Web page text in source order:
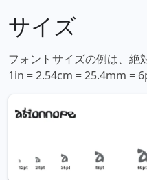
サイズ
フォントサイズの例は、絶
1in = 2.54cm = 25.4mm =